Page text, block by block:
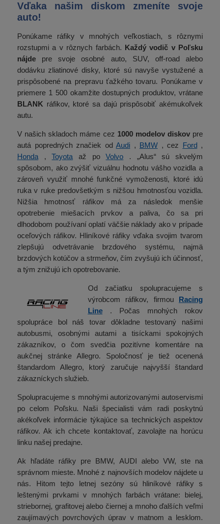
Vďaka našim diskom zmeníte svoje
auto!
Ponúkame ráfiky v mnohých veľkostiach, s rôznymi
rozstupmi a v rôznych farbách. Každý vodič v Poľsku
nájde pre svoje osobné auto, SUV, off-road alebo
dodávku zliatinové disky, ktoré sú navyše vystužené a
prispôsobené na prepravu ťažkého tovaru. Ponúkame v
priemere 1 500 okamžite dostupných produktov, vrátane
BLANK ráfikov, ktoré sa dajú prispôsobiť akémukoľvek
autu.
V našich skladoch máme cez 1000 modelov diskovpre
autá popredných značiek od Audi , BMW , cez Ford,
Honda ,Toyota až poVolvo . „Alus“ sú skvelým
spôsobom, ako zvýšiť vizuálnu hodnotu vášho vozidla a
zároveň využiť mnohé funkčné vymoženosti, ktoré idú
ruka v ruke predovšetkým s nižšou hmotnosťou vozidla.
Nižšia hmotnosť ráfikov má za následok menšie
opotrebenie miešacích prvkov a paliva, čo sa pri
dlhodobom používaní oplatí väčšie náklady ako v prípade
oceľových ráfikov. Hliníkové ráfiky vďaka svojim tvarom
zlepšujú odvetrávanie brzdového systému, najmä
brzdových kotúčov a strmeňov, čím zvyšujú ich účinnosť,
a tým znižujú ich opotrebovanie.
Od začiatku spolupracujeme s
výrobcom ráfikov, firmou Racing
Line. Počas mnohých rokov
spolupráce bol náš tovar dôkladne testovaný našimi
autobusmi, osobnými autami a tisíckami spokojných
zákazníkov, o čom svedčia pozitívne komentáre na
aukčnej stránke Allegro. Spoločnosť je tiež ocenená
štandardom Allegro, ktorý zaručuje najvyšší štandard
zákazníckych služieb.
Spolupracujeme s mnohými autorizovanými autoservismi
po celom Poľsku. Naši špecialisti vám radi poskytnú
akékoľvek informácie týkajúce sa technických aspektov
ráfikov. Ak ich chcete kontaktovať, zavolajte na horúcu
linku našej predajne.
Ak hľadáte ráfiky pre BMW, AUDI alebo VW, ste na
správnom mieste. Mnohé z najnovších modelov nájdete u
nás. Hitom tejto letnej sezóny sú hliníkové ráfiky s
leštenými prvkami v mnohých farbách vrátane: bielej,
striebornej, grafitovej alebo čiernej a mnoho ďalších veľmi
zaujímavých povrchových úprav v matnom a lesklom.